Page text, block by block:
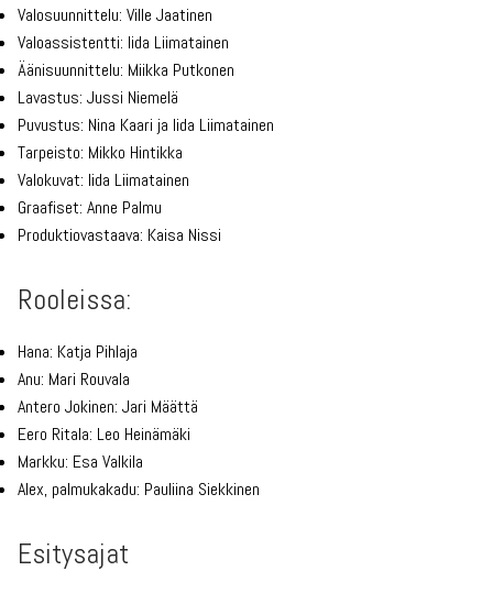
Valosuunnittelu: Ville Jaatinen
Valoassistentti: Iida Liimatainen
Äänisuunnittelu: Miikka Putkonen
Lavastus: Jussi Niemelä
Puvustus: Nina Kaari ja Iida Liimatainen
Tarpeisto: Mikko Hintikka
Valokuvat: Iida Liimatainen
Graafiset: Anne Palmu
Produktiovastaava: Kaisa Nissi
Rooleissa:
Hana: Katja Pihlaja
Anu: Mari Rouvala
Antero Jokinen: Jari Määttä
Eero Ritala: Leo Heinämäki
Markku: Esa Valkila
Alex, palmukakadu: Pauliina Siekkinen
Esitysajat